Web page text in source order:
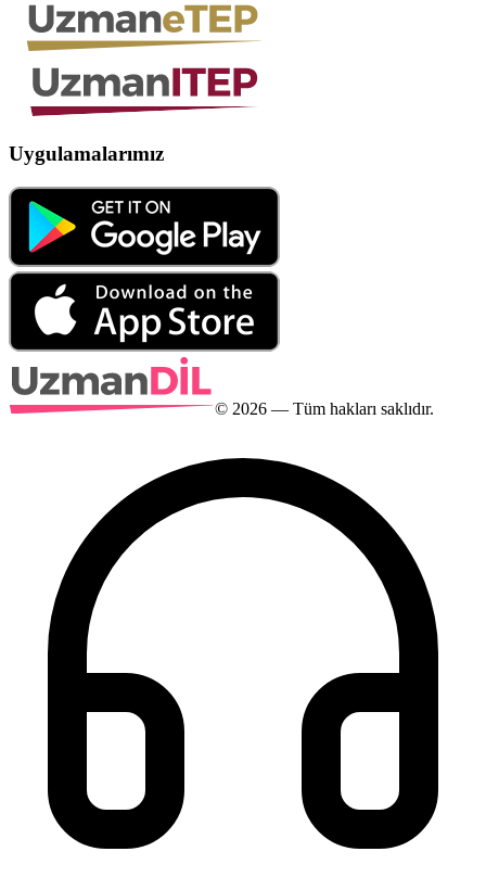
Uygulamalarımız
© 2026 — Tüm hakları saklıdır.